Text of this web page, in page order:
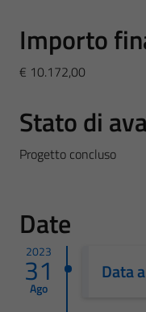
Importo
€ 10.172,00
Stato di
Progetto concluso
Date
2023
31
Ago
Data